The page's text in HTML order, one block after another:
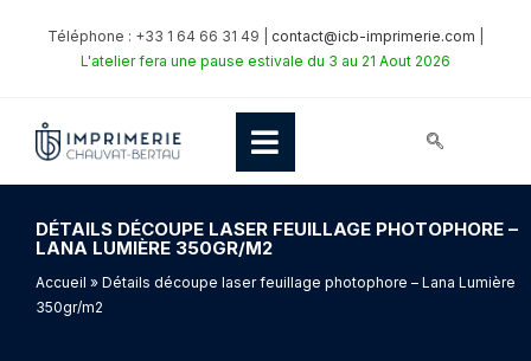
Téléphone : +33 1 64 66 31 49 | contact@icb-imprimerie.com
L'atelier fera une pause estivale du 3 au 21 Aout 2026
DÉTAILS DÉCOUPE LASER FEUILLAGE PHOTOPHORE –
LANA LUMIÈRE 350GR/M2
Accueil » Détails découpe laser feuillage photophore – Lana Lumière
350gr/m2